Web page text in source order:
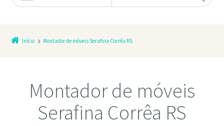
Início Montador de móveis Serafina Corrêa RS
Montador de móveis
Serafina Corrêa RS